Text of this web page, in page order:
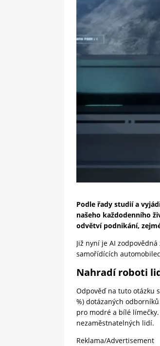
Podle řady studií a
našeho každodenního
odvětví podnikání,
Již nyní je AI
samořídících
Nahradí roboti
Odpověď na tuto otázku
%) dotázaných
pro modré a bílé
nezaměstnatelných lidí.
Reklama/Advertisement